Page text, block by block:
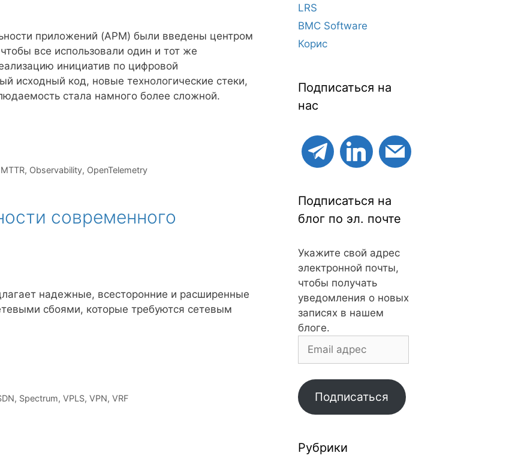
приложений (APM) были введены центром
все использовали один и тот же
инициатив по цифровой
исходный код, новые технологические стеки,
стала намного более сложной.
MTTR, Observability, OpenTelemetry
современного
надежные, всесторонние и расширенные
сбоями, которые требуются сетевым
, Spectrum, VPLS, VPN, VRF
LRS
BMC Software
Корис
Подписаться на
нас
Подписаться на
блог по эл. почте
Укажите свой адрес
электронной почты,
чтобы получать
уведомления о новых
записях в нашем
блоге.
Email
Подписаться
Рубрики